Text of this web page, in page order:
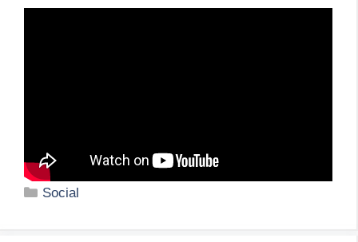
Categories
Social